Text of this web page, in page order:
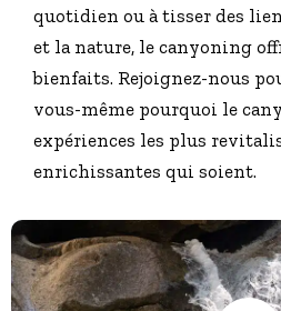
quotidien ou à tisser des
et la nature, le canyoning
bienfaits. Rejoignez-nous
vous-même pourquoi le
expériences les plus
enrichissantes qui soient.